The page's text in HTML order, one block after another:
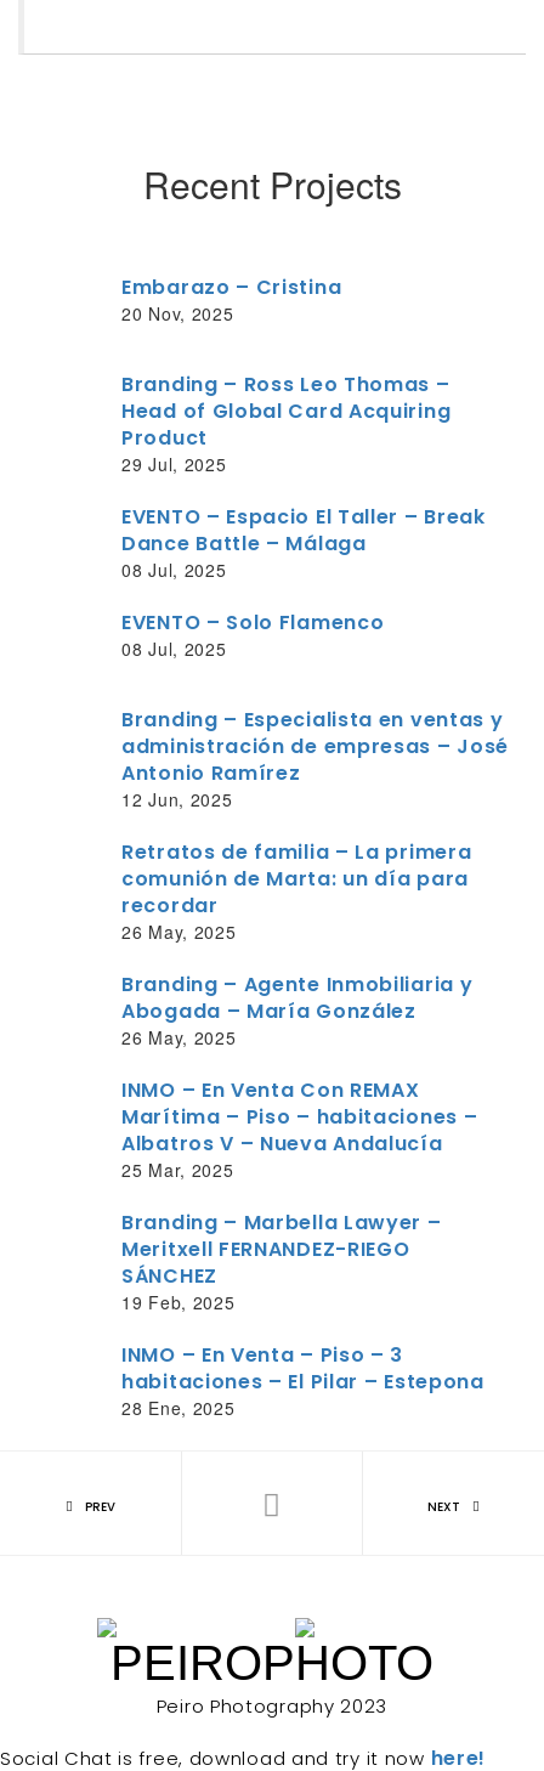
Recent Projects
Embarazo – Cristina
20 Nov, 2025
Branding – Ross Leo Thomas –
Head of Global Card Acquiring
Product
29 Jul, 2025
EVENTO – Espacio El Taller – Break
Dance Battle – Málaga
08 Jul, 2025
EVENTO – Solo Flamenco
08 Jul, 2025
Branding – Especialista en ventas y
administración de empresas – José
Antonio Ramírez
12 Jun, 2025
Retratos de familia – La primera
comunión de Marta: un día para
recordar
26 May, 2025
Branding – Agente Inmobiliaria y
Abogada – María González
26 May, 2025
INMO – En Venta Con REMAX
Marítima – Piso – habitaciones –
Albatros V – Nueva Andalucía
25 Mar, 2025
Branding – Marbella Lawyer –
Meritxell FERNANDEZ-RIEGO
SÁNCHEZ
19 Feb, 2025
INMO – En Venta – Piso – 3
habitaciones – El Pilar – Estepona
28 Ene, 2025
PREV NEXT
Peiro Photography 2023
PEIROPHOTO
Social Chat is free, download and try it now here!